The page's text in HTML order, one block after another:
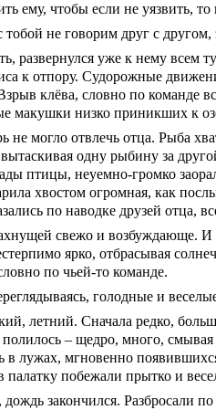
ему, чтобы если не уязвить,
не говорим друг с другом,
развернулся уже к нему всем
к отпору. Судорожные
клёва, словно по команде
макушки низко приникших к
не могло отвлечь отца. Рыба
одну рыбину за
птицы, неуемно-громко
хвостом огромная, как
по наводке друзей отца,
свежо и возбуждающе. И
ярко, отбрасывая
по чьей-то команде.
голодные и
летний. Сначала редко,
полилось – щедро, много,
в лужах, мгновенно
побежали прытко и
закончился. Разбросали